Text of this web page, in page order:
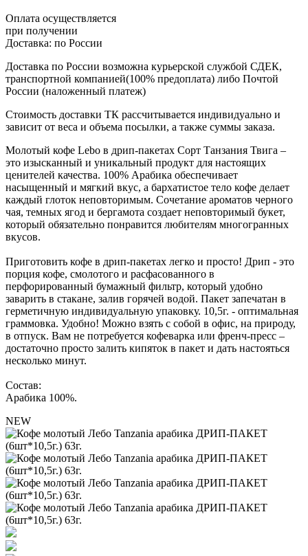
Оплата осуществляется
при получении
Доставка: по России
Доставка по России возможна курьерской службой СДЕК,
транспортной компанией(100% предоплата) либо Почтой
России (наложенный платеж)
Стоимость доставки ТК рассчитывается индивидуально и
зависит от веса и объема посылки, а также суммы заказа.
Молотый кофе Lebo в дрип-пакетах Сорт Танзания Твига –
это изысканный и уникальный продукт для настоящих
ценителей качества. 100% Арабика обеспечивает
насыщенный и мягкий вкус, а бархатистое тело кофе делает
каждый глоток неповторимым. Сочетание ароматов черного
чая, темных ягод и бергамота создает неповторимый букет,
который обязательно понравится любителям многогранных
вкусов.
Приготовить кофе в дрип-пакетах легко и просто! Дрип - это
порция кофе, смолотого и расфасованного в
перфорированный бумажный фильтр, который удобно
заварить в стакане, залив горячей водой. Пакет запечатан в
герметичную индивидуальную упаковку. 10,5г. - оптимальная
граммовка. Удобно! Можно взять с собой в офис, на природу,
в отпуск. Вам не потребуется кофеварка или френч-пресс –
достаточно просто залить кипяток в пакет и дать настояться
несколько минут.
Состав:
Арабика 100%.
NEW